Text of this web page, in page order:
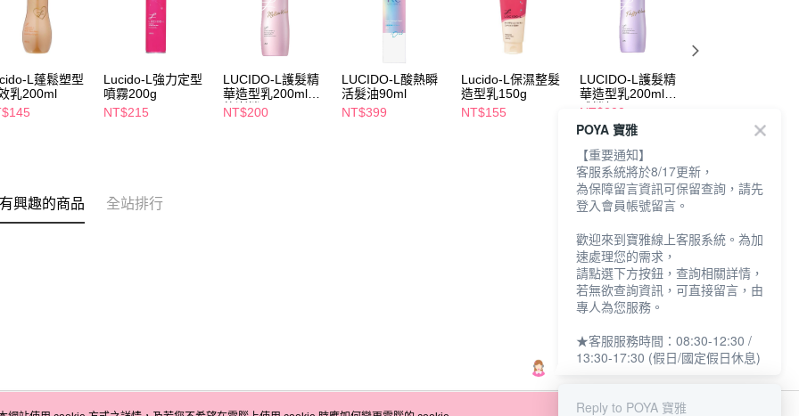
L蓬鬆塑型
乳200ml
Lucido-L強力定型
噴霧200g
NT$215
LUCIDO-L護髮精
華造型乳200ml鬆
軟澎捲
NT$200
LUCIDO-L酸熱瞬
活髮油90ml
NT$399
Lucido-L保濕整髮
造型乳150g
NT$155
LUCIDO-L護髮精
華造型乳200ml立
體捲翹
NT$200
興趣的商品 全站排行
POYA 寶雅
【重要通知】
客服系統將於8/17更新，
為保障留言資訊可保留查詢，請先
登入會員帳號留言。
歡迎來到寶雅線上客服系統。為加
速處理您的需求，
請點選下方按鈕，查詢相關詳情，
若無欲查詢資訊，可直接留言，由
專人為您服務。
★客服服務時間：08:30-12:30 /
13:30-17:30 (假日/國定假日休息)
Reply to POYA 寶雅